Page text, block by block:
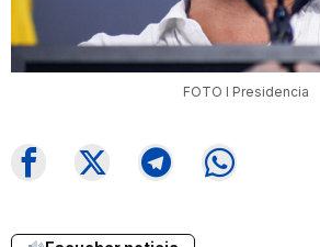
FOTO I Presidencia